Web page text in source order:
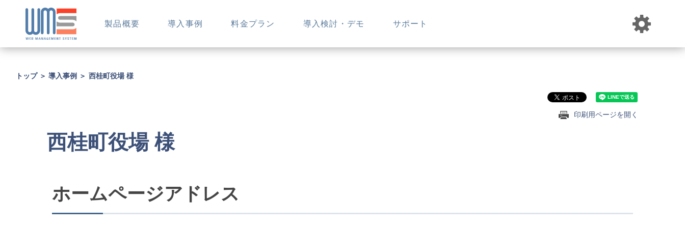
製品概要 導入事例 料金プラン 導入検討・デモ サポート
トップ＞ 導入事例 ＞ 西桂町役場 様
印刷用ページを開く
西桂町役場 様
ホームページアドレス